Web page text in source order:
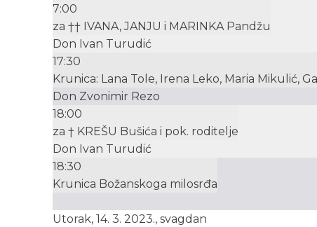
7:00
za †† IVANA, JANJU i MARINKA Pandžu
Don Ivan Turudić
17:30
Krunica: Lana Tole, Irena Leko, Maria Mikulić,
Don Zvonimir Rezo
18:00
za † KREŠU Bušića i pok. roditelje
Don Ivan Turudić
18:30
Krunica Božanskoga milosrđa
Utorak, 14. 3. 2023., svagdan